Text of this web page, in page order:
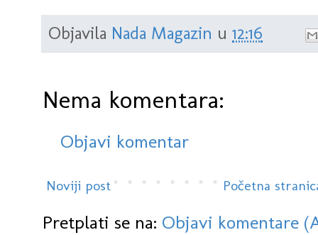
Objavila Nada Magazin u 12:16
Nema komentara:
Objavi komentar
Noviji post Početna
Pretplati se na: Objavi komentare